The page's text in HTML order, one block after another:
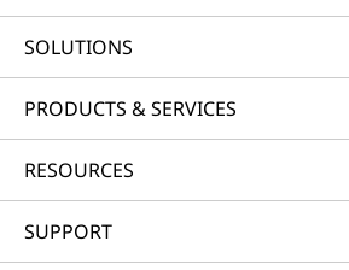
SOLUTIONS
PRODUCTS & SERVICES
RESOURCES
SUPPORT